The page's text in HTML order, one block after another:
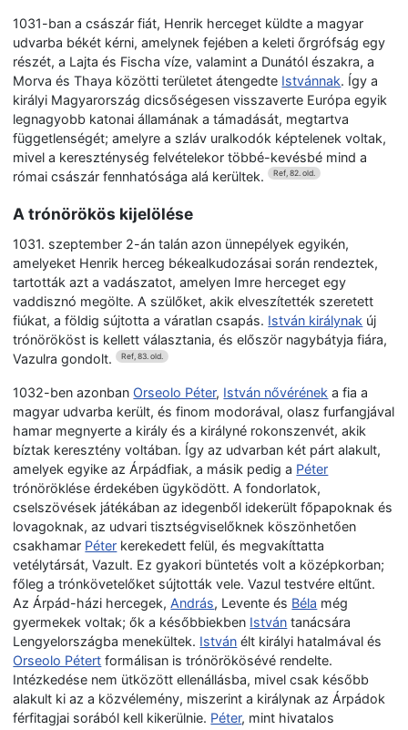
1031-ban a császár fiát, Henrik herceget küldte a magyar
udvarba békét kérni, amelynek fejében a keleti őrgrófság egy
részét, a Lajta és Fischa víze, valamint a Dunától északra, a
Morva és Thaya közötti területet átengedte Istvánnak. Így a
királyi Magyarország dicsőségesen visszaverte Európa egyik
legnagyobb katonai államának a támadását, megtartva
függetlenségét; amelyre a szláv uralkodók képtelenek voltak,
mivel a kereszténység felvételekor többé-kevésbé mind a
római császár fennhatósága alá kerültek. Ref, 82. old.
A trónörökös kijelölése
1031. szeptember 2-án talán azon ünnepélyek egyikén,
amelyeket Henrik herceg békealkudozásai során rendeztek,
tartották azt a vadászatot, amelyen Imre herceget egy
vaddisznó megölte. A szülőket, akik elveszítették szeretett
fiúkat, a földig sújtotta a váratlan csapás. István királynak új
trónörököst is kellett választania, és először nagybátyja fiára,
Vazulra gondolt. Ref, 83. old.
1032-ben azonbanOrseolo Péter, István nővérének a fia a
magyar udvarba került, és finom modorával, olasz furfangjával
hamar megnyerte a király és a királyné rokonszenvét, akik
bíztak keresztény voltában. Így az udvarban két párt alakult,
amelyek egyike az Árpádfiak, a másik pedig a Péter
trónöröklése érdekében ügyködött. A fondorlatok,
cselszövések játékában az idegenből idekerült főpapoknak és
lovagoknak, az udvari tisztségviselőknek köszönhetően
csakhamar Péter kerekedett felül, és megvakíttatta
vetélytársát, Vazult. Ez gyakori büntetés volt a középkorban;
főleg a trónkövetelőket sújtották vele. Vazul testvére eltűnt.
Az Árpád-házi hercegek, András, Levente és Béla még
gyermekek voltak; ők a későbbiekben István tanácsára
Lengyelországba menekültek. István élt királyi hatalmával és
Orseolo Pétert formálisan is trónörökösévé rendelte.
Intézkedése nem ütközött ellenállásba, mivel csak később
alakult ki az a közvélemény, miszerint a királynak az Árpádok
férfitagjai sorából kell kikerülnie. Péter, mint hivatalos